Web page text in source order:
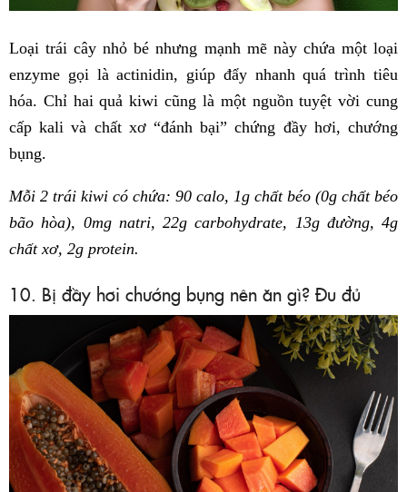
Loại trái cây nhỏ bé nhưng mạnh mẽ này chứa một loại
enzyme gọi là actinidin, giúp đẩy nhanh quá trình tiêu
hóa. Chỉ hai quả kiwi cũng là một nguồn tuyệt vời cung
cấp kali và chất xơ “đánh bại” chứng đầy hơi, chướng
bụng.
Mỗi 2 trái kiwi có chứa: 90 calo, 1g chất béo (0g chất béo
bão hòa), 0mg natri, 22g carbohydrate, 13g đường, 4g
chất xơ, 2g protein.
10. Bị đầy hơi chướng bụng nên ăn gì? Đu đủ